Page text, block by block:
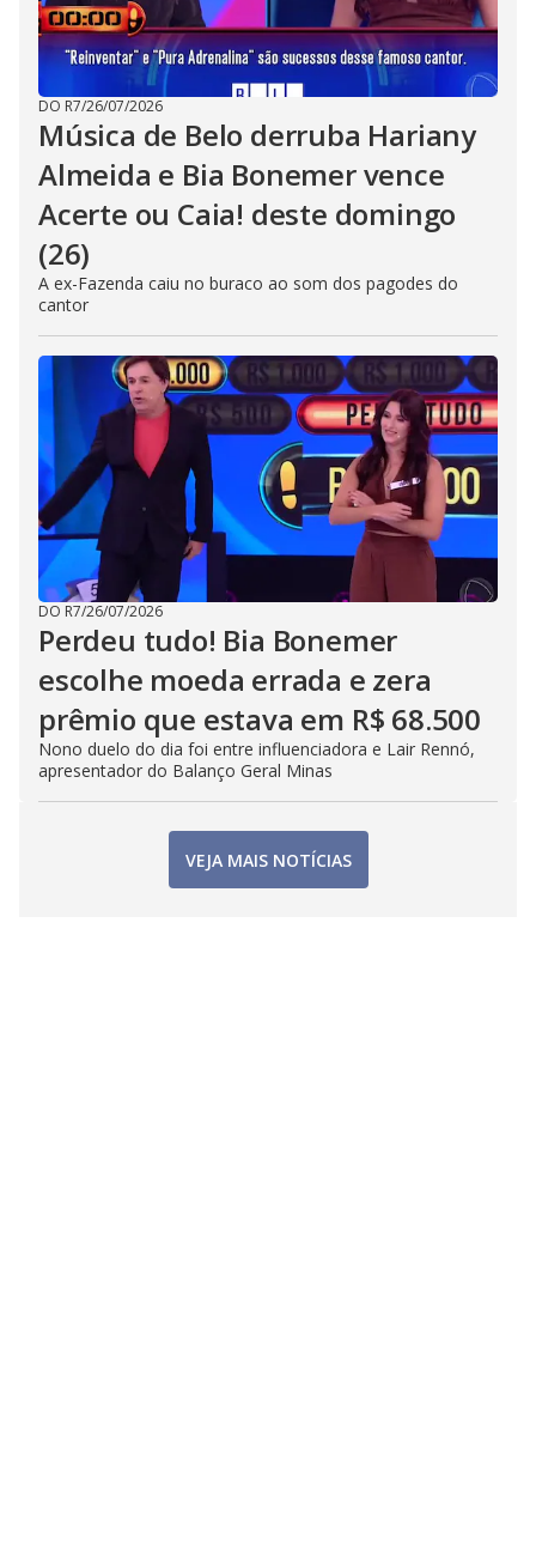
DO R7/26/07/2026
Música de Belo derruba Hariany
Almeida e Bia Bonemer vence
Acerte ou Caia! deste domingo
(26)
A ex-Fazenda caiu no buraco ao som dos pagodes do
cantor
DO R7/26/07/2026
Perdeu tudo! Bia Bonemer
escolhe moeda errada e zera
prêmio que estava em R$ 68.500
Nono duelo do dia foi entre influenciadora e Lair Rennó,
apresentador do Balanço Geral Minas
VEJA MAIS NOTÍCIAS